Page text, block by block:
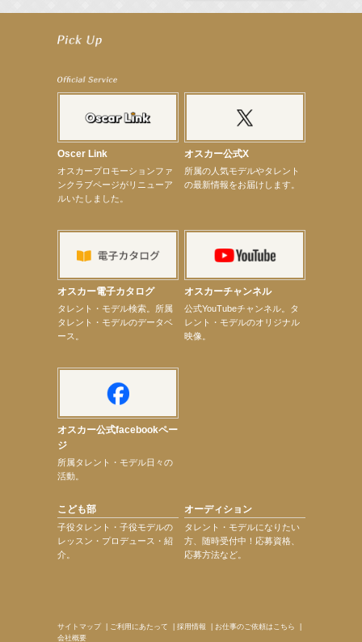
【昆虫ハンター牧田習】MARK IS 葛飾かなまち「キッズアライズ 昆虫ふしぎ発見隊」
【井頭愛海】『NEXCO西日本』TV-CM開始
【工藤綾乃】8月7日（金）スタート FOD SHORT『女優は毛穴まで嘘をつく』出演決定！
【笛木優子】8月13日（木）ドラマ『大空港〜GATE24〜』ゲスト出演決定！
【前川泰之】舞台「グレンギャリー・グレンロス」公演詳細解禁！
【elfin’】7thシングル『全世界』がFMたいはくでO.A.決定♪
【elfin’】7thシングル『全世界』がFM-UUでO.A.決定♪
【elfin’】8月16日（日）「全世界」発売記念イベント決定！
【elfin’】7thシングル『全世界』がFM TANABEでO.A.決定♪
【昆虫ハンター牧田習】宝塚市立手塚治虫記念館トークショー＆宝塚文化芸術センター昆虫展示イ
【井頭愛海】『小さなお葬式』TV-CM出演！
【髙橋ひかる】7月雑誌掲載情報
【elfin’】7thシングル『全世界』がFMふくろうでパワープレイO.A.決定
Oscer Link
オスカープロモーションファ
ンクラブページがリニューア
ルいたしました。
オスカー公式X
所属の人気モデルやタレント
の最新情報をお届けします。
オスカー電子カタログ
タレント・モデル検索。所属
タレント・モデルのデータベ
ース。
オスカーチャンネル
公式YouTubeチャンネル。タ
レント・モデルのオリジナル
映像。
オスカー公式facebookペー
ジ
所属タレント・モデル日々の
活動。
こども部
子役タレント・子役モデルの
レッスン・プロデュース・紹
介。
オーディション
タレント・モデルになりたい
方、随時受付中！応募資格、
応募方法など。
サイトマップ| ご利用にあたって 採用情報 お仕事のご依頼はこちら
会社概要